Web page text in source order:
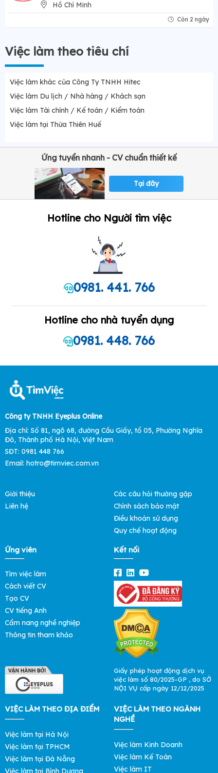
Hồ Chí Minh
Còn 2 ngày
Việc làm theo tiêu chí
Việc làm khác của Công Ty TNHH Hitec
Việc làm Du lịch / Nhà hàng / Khách sạn
Việc làm Tài chính / Kế toán / Kiểm toán
Việc làm tại Thừa Thiên Huế
Ứng tuyển nhanh - CV chuẩn thiết kế
Tại đây
Hotline cho Người tìm việc
0981. 441. 766
Hotline cho nhà tuyển dụng
0981. 448. 766
Công ty TNHH Eyeplus Online
Địa chỉ: Số 81, ngõ 68, đường Cầu Giấy, tổ 05, Phường Nghĩa
Đô, Thành phố Hà Nội, Việt Nam
SĐT: 0981 448 766
Email: hotro@timviec.com.vn
Giới thiệu
Liên hệ
Các câu hỏi thường gặp
Chính sách bảo mật
Điều khoản sử dụng
Quy chế hoạt động
Ứng viên
Tìm việc làm
Cách viết CV
Tạo CV
CV tiếng Anh
Cẩm nang nghề nghiệp
Thông tin tham khảo
Kết nối
Giấy phép hoạt động dịch vụ
việc làm số 80/2025-GP , do SỞ
NỘI VỤ cấp ngày 12/12/2025
VIỆC LÀM THEO ĐỊA ĐIỂM
Việc làm tại Hà Nội
Việc làm tại TPHCM
Việc làm tại Đà Nẵng
Việc làm tại Bình Dương
VIỆC LÀM THEO NGÀNH
NGHỀ
Việc làm Kinh Doanh
Việc làm Kế Toán
Việc làm IT